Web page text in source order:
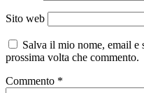
Sito web
Salva il mio nome, email e
prossima volta che commento.
Commento *